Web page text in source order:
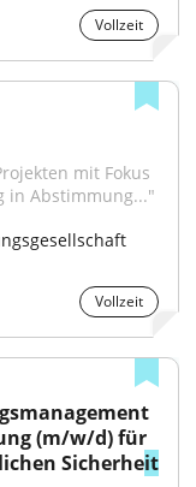
Vollzeit
mit Fokus
in Abstimmung..."
Vollzeit
(m/w/d) für
Sicherheit